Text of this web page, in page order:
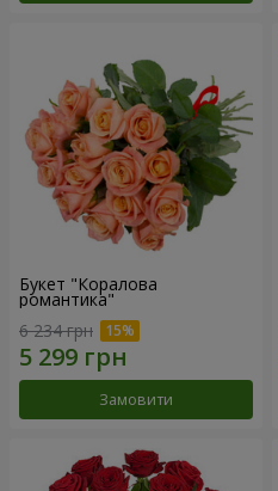
Букет "Коралова
романтика"
6 234 грн
Замовити